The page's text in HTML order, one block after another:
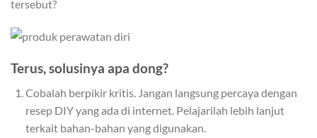
tersebut?
Terus, solusinya apa dong?
Cobalah berpikir kritis. Jangan langsung percaya dengan
resep DIY yang ada di internet. Pelajarilah lebih lanjut
terkait bahan-bahan yang digunakan.